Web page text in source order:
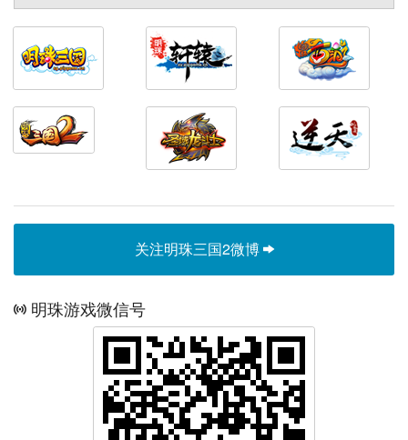
关注明珠三国2微博
明珠游戏微信号